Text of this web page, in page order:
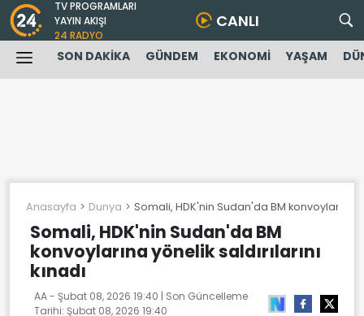
TV PROGRAMLARI
YAYIN AKIŞI
24 RADYO
CANLI
SON DAKİKA GÜNDEM EKONOMİ YAŞAM
Anasayfa Dunya Somali, HDK'nin Sudan'da BM konvoylarına
Somali, HDK'nin Sudan'da BM
konvoylarına yönelik saldırılarını
kınadı
AA - Şubat 08, 2026 19:40 | Son Güncelleme
Tarihi: Şubat 08, 2026 19:40